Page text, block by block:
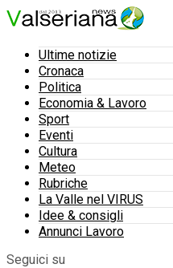
Ultime notizie
Cronaca
Politica
Economia & Lavoro
Sport
Eventi
Cultura
Meteo
Rubriche
La Valle nel VIRUS
Idee & consigli
Annunci Lavoro
Seguici su